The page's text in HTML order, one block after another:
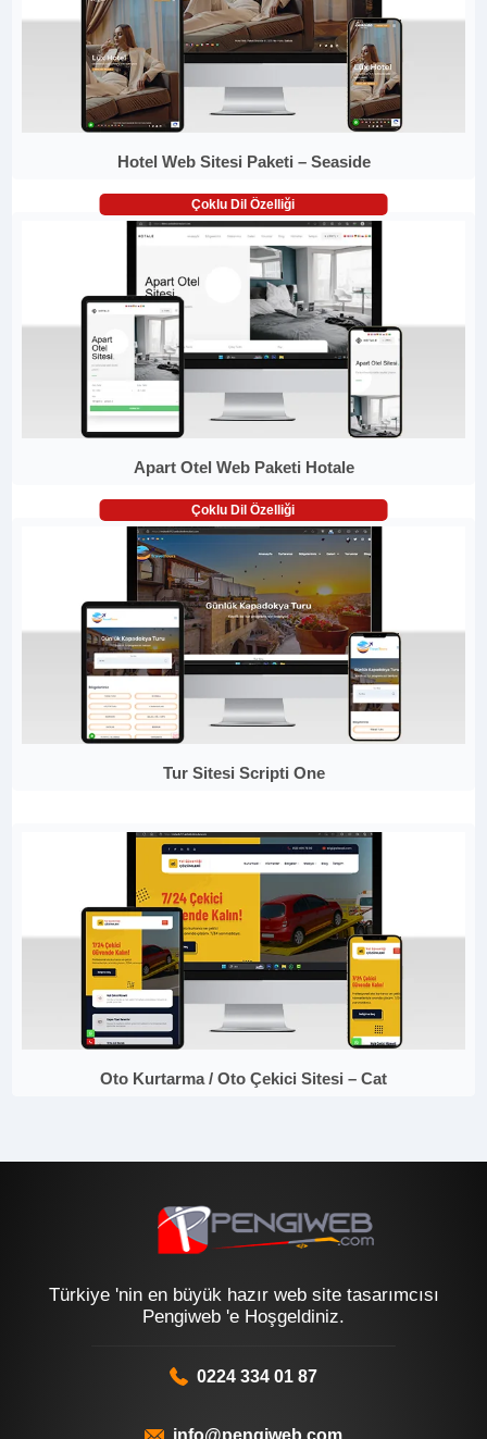
Hotel Web Sitesi Paketi – Seaside
Çoklu Dil Özelliği
Apart Otel Web Paketi Hotale
Çoklu Dil Özelliği
Tur Sitesi Scripti One
Oto Kurtarma / Oto Çekici Sitesi – Cat
Türkiye 'nin en büyük hazır web site tasarımcısı
Pengiweb 'e Hoşgeldiniz.
0224 334 01 87
info@pengiweb.com